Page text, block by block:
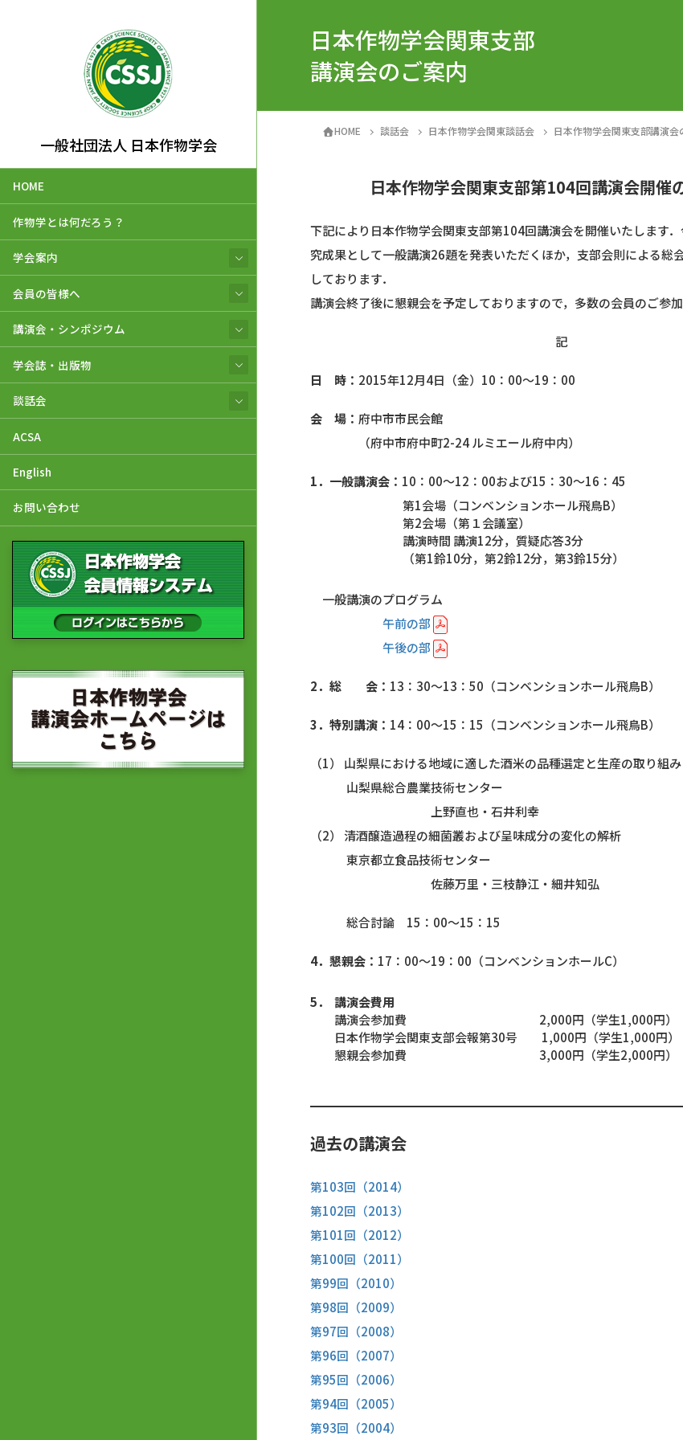
一般社団法人 日本作物学会
HOME
作物学とは何だろう？
学会案内
会員の皆様へ
講演会・シンポジウム
学会誌・出版物
談話会
ACSA
English
お問い合わせ
日本作物学会関東支部
講演会のご案内
HOME 談話会 日本作物学会関東談話会 日本作物学会関東支部講演会
日本作物学会関東支部第104回講演会開催
下記により日本作物学会関東支部第104回講演会を開催いたします
究成果として一般講演26題を発表いただくほか，支部会則による総
しております．
講演会終了後に懇親会を予定しておりますので，多数の会員のご参加
記
日 時： 2015年12月4日（金）10：00～19：00
会 場： 府中市市民会館
（府中市府中町2-24 ルミエール府中内）
1．一般講演会： 10：00～12：00および15：30～16：45
第1会場（コンベンションホール飛鳥B）
第2会場（第１会議室）
講演時間 講演12分，質疑応答3分
（第1鈴10分，第2鈴12分，第3鈴15分）
一般講演のプログラム
午前の部
午後の部
2．総 会： 13：30～13：50（コンベンションホール飛鳥B）
3．特別講演： 14：00～15：15（コンベンションホール飛鳥B）
（1） 山梨県における地域に適した酒米の品種選定と生産の取り組み
山梨県総合農業技術センター
上野直也・石井利幸
（2） 清酒醸造過程の細菌叢および呈味成分の変化の解析
東京都立食品技術センター
佐藤万里・三枝静江・細井知弘
総合討論 15：00～15：15
4．懇親会： 17：00～19：00（コンベンションホールC）
5．
講演会費用
講演会参加費 2,000円（学生1,000円）
日本作物学会関東支部会報第30号 1,000円（学生1,000円）
懇親会参加費 3,000円（学生2,000円）
過去の講演会
第103回（2014）
第102回（2013）
第101回（2012）
第100回（2011）
第99回（2010）
第98回（2009）
第97回（2008）
第96回（2007）
第95回（2006）
第94回（2005）
第93回（2004）